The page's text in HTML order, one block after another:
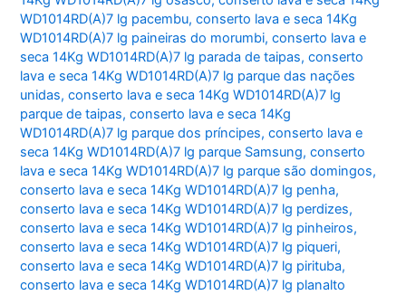
WD1014RD(A)7 lg pacembu,conserto lava e seca 14Kg
WD1014RD(A)7 lg paineiras do morumbi,conserto lava e
seca 14Kg WD1014RD(A)7 lg parada de taipas,conserto
lava e seca 14Kg WD1014RD(A)7 lg parque das nações
unidas,conserto lava e seca 14Kg WD1014RD(A)7 lg
parque de taipas,conserto lava e seca 14Kg
WD1014RD(A)7 lg parque dos príncipes,conserto lava e
seca 14Kg WD1014RD(A)7 lg parque Samsung,conserto
lava e seca 14Kg WD1014RD(A)7 lg parque são domingos,
conserto lava e seca 14Kg WD1014RD(A)7 lg penha,
conserto lava e seca 14Kg WD1014RD(A)7 lg perdizes,
conserto lava e seca 14Kg WD1014RD(A)7 lg pinheiros,
conserto lava e seca 14Kg WD1014RD(A)7 lg piqueri,
conserto lava e seca 14Kg WD1014RD(A)7 lg pirituba,
conserto lava e seca 14Kg WD1014RD(A)7 lg planalto